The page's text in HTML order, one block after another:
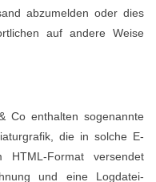
abzumelden oder dies
auf andere Weise
Co enthalten sogenannte
die in solche E-
Format versendet
und eine Logdatei-